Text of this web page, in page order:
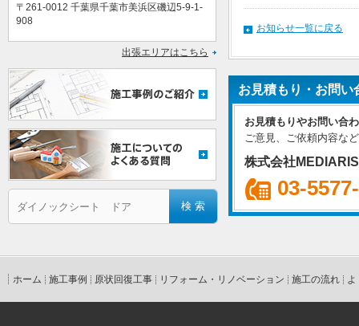
〒261-0012 千葉県千葉市美浜区磯辺5-9-1-
908
出張エリアはこちら
お知らせ一覧に戻る
お見積もり・お問い
お見積もりやお問い合
ご意見、ご依頼内容な
株式会社
03-
ホーム 施工事例 原状回復工事 リフォーム・リノベーション 施工の流れ よ